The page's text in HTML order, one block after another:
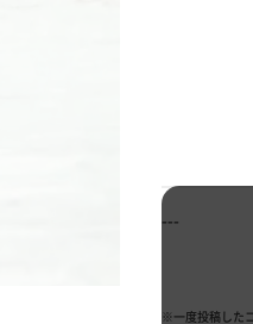
---
※一度投稿した